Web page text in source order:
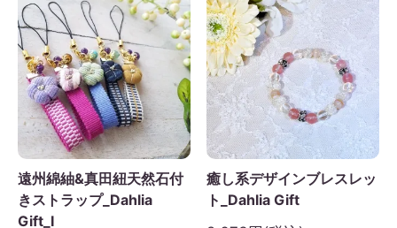
遠州綿紬&真田紐天然石付
きストラップ_Dahlia
Gift_I
癒し系デザインブレスレッ
ト_Dahlia Gift